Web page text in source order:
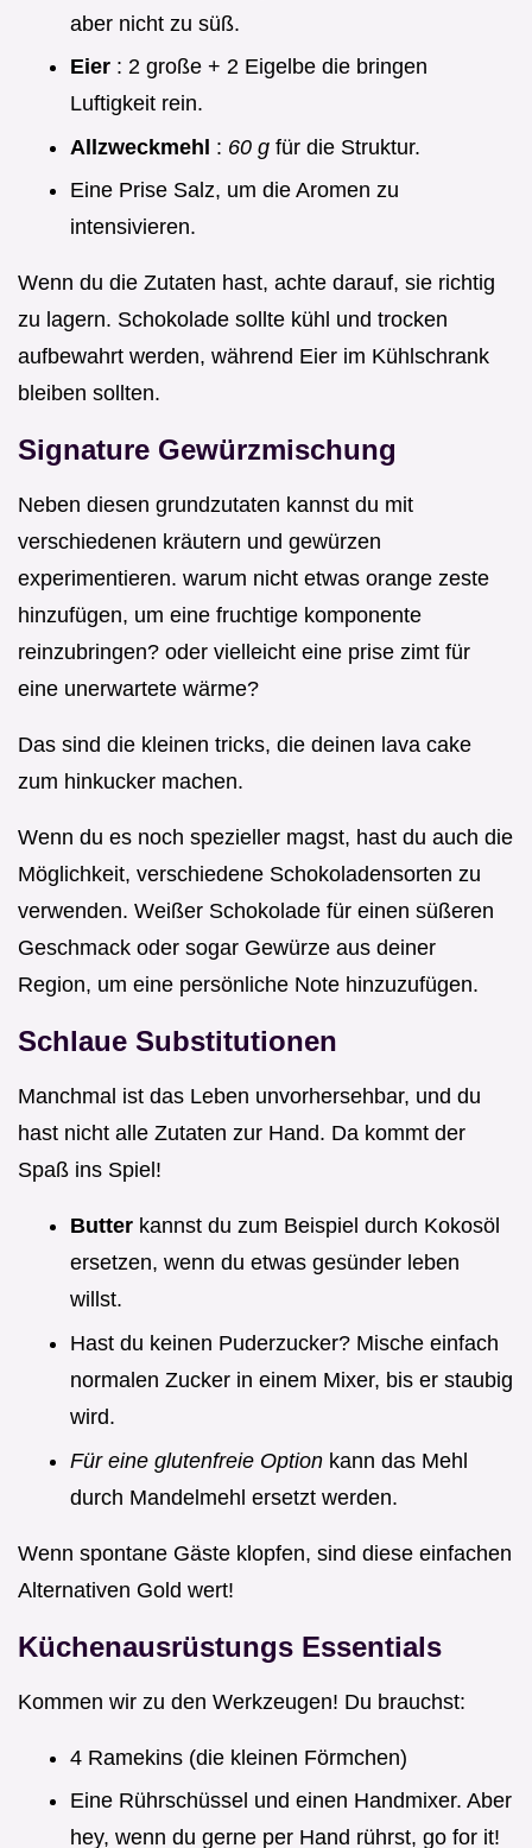
aber nicht zu süß.
Eier : 2 große + 2 Eigelbe die bringen
Luftigkeit rein.
Allzweckmehl : 60 g für die Struktur.
Eine Prise Salz, um die Aromen zu
intensivieren.
Wenn du die Zutaten hast, achte darauf, sie richtig
zu lagern. Schokolade sollte kühl und trocken
aufbewahrt werden, während Eier im Kühlschrank
bleiben sollten.
Signature Gewürzmischung
Neben diesen grundzutaten kannst du mit
verschiedenen kräutern und gewürzen
experimentieren. warum nicht etwas orange zeste
hinzufügen, um eine fruchtige komponente
reinzubringen? oder vielleicht eine prise zimt für
eine unerwartete wärme?
Das sind die kleinen tricks, die deinen lava cake
zum hinkucker machen.
Wenn du es noch spezieller magst, hast du auch die
Möglichkeit, verschiedene Schokoladensorten zu
verwenden. Weißer Schokolade für einen süßeren
Geschmack oder sogar Gewürze aus deiner
Region, um eine persönliche Note hinzuzufügen.
Schlaue Substitutionen
Manchmal ist das Leben unvorhersehbar, und du
hast nicht alle Zutaten zur Hand. Da kommt der
Spaß ins Spiel!
Butter kannst du zum Beispiel durch Kokosöl
ersetzen, wenn du etwas gesünder leben
willst.
Hast du keinen Puderzucker? Mische einfach
normalen Zucker in einem Mixer, bis er staubig
wird.
Für eine glutenfreie Option kann das Mehl
durch Mandelmehl ersetzt werden.
Wenn spontane Gäste klopfen, sind diese einfachen
Alternativen Gold wert!
Küchenausrüstungs Essentials
Kommen wir zu den Werkzeugen! Du brauchst:
4 Ramekins (die kleinen Förmchen)
Eine Rührschüssel und einen Handmixer. Aber
hey, wenn du gerne per Hand rührst, go for it!